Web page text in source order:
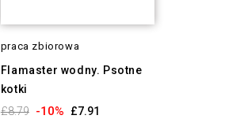
praca zbiorowa
Flamaster wodny. Psotne
kotki
£8.79 -10% £7.91